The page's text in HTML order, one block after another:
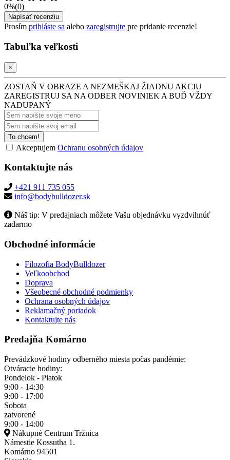
0%(0)
Napísať recenziu
Prosím prihláste sa alebo zaregistrujte pre pridanie recenzie!
Tabuľka veľkosti
×
ZOSTAŇ V OBRAZE A NEZMEŠKAJ ŽIADNU AKCIU
ZAREGISTRUJ SA NA ODBER NOVINIEK A BUĎ VŽDY
NADUPANÝ
To chcem!
Akceptujem Ochranu osobných údajov
Kontaktujte nás
+421 911 735 055
info@bodybulldozer.sk
Náš tip: V predajniach môžete Vašu objednávku vyzdvihnúť
zadarmo
Obchodné informácie
Filozofia BodyBulldozer
Veľkoobchod
Doprava
Všeobecné obchodné podmienky
Ochrana osobných údajov
Reklamačný poriadok
Kontaktujte nás
Predajňa Komárno
Prevádzkové hodiny odberného miesta počas pandémie:
Otváracie hodiny:
Pondelok - Piatok
9:00 - 14:30
9:00 - 17:00
Sobota
zatvorené
9:00 - 14:00
Nákupné Centrum Tržnica
Námestie Kossutha 1.
Komárno 94501